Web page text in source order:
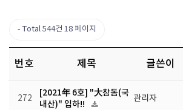
Total 544건 18 페이지
번호 제목 글쓴이
272
[2021年 6호] "大참돔(국
내산)" 입하!!
관리자